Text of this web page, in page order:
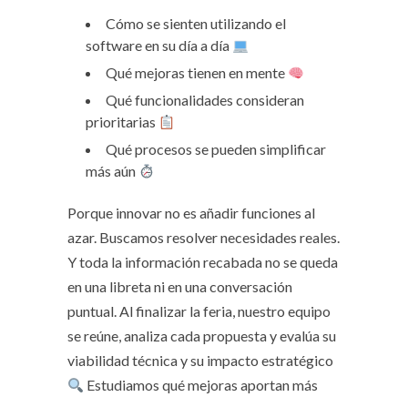
Cómo se sienten utilizando el
software en su día a día
Qué mejoras tienen en mente
Qué funcionalidades consideran
prioritarias
Qué procesos se pueden simplificar
más aún
Porque innovar no es añadir funciones al
azar. Buscamos resolver necesidades reales.
Y toda la información recabada no se queda
en una libreta ni en una conversación
puntual. Al finalizar la feria, nuestro equipo
se reúne, analiza cada propuesta y evalúa su
viabilidad técnica y su impacto estratégico
Estudiamos qué mejoras aportan más